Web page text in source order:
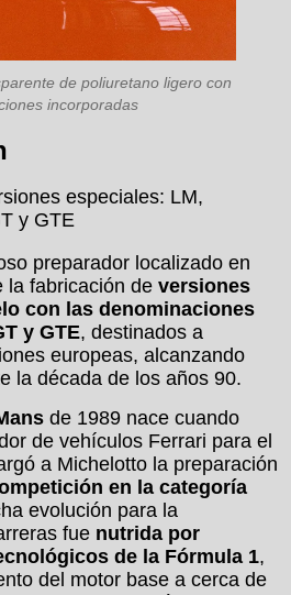
de poliuretano ligero con
incorporadas
especiales: LM,
y GTE
preparador localizado en
la fabricación de versiones
con las denominaciones
y GTE, destinados a
europeas, alcanzando
la década de los años 90.
de 1989 nace cuando
de vehículos Ferrari para el
a Michelotto la preparación
en la categoría
evolución para la
fue nutrida por
de la Fórmula 1,
del motor base a cerca de